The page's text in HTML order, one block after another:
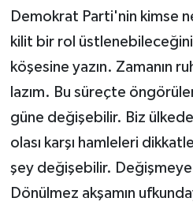
Demokrat Parti'nin kimse
kilit bir rol üstlenebileceğini
köşesine yazın. Zamanın
lazım. Bu süreçte
güne değişebilir. Biz
olası karşı hamleleri
şey değişebilir.
Dönülmez akşamın